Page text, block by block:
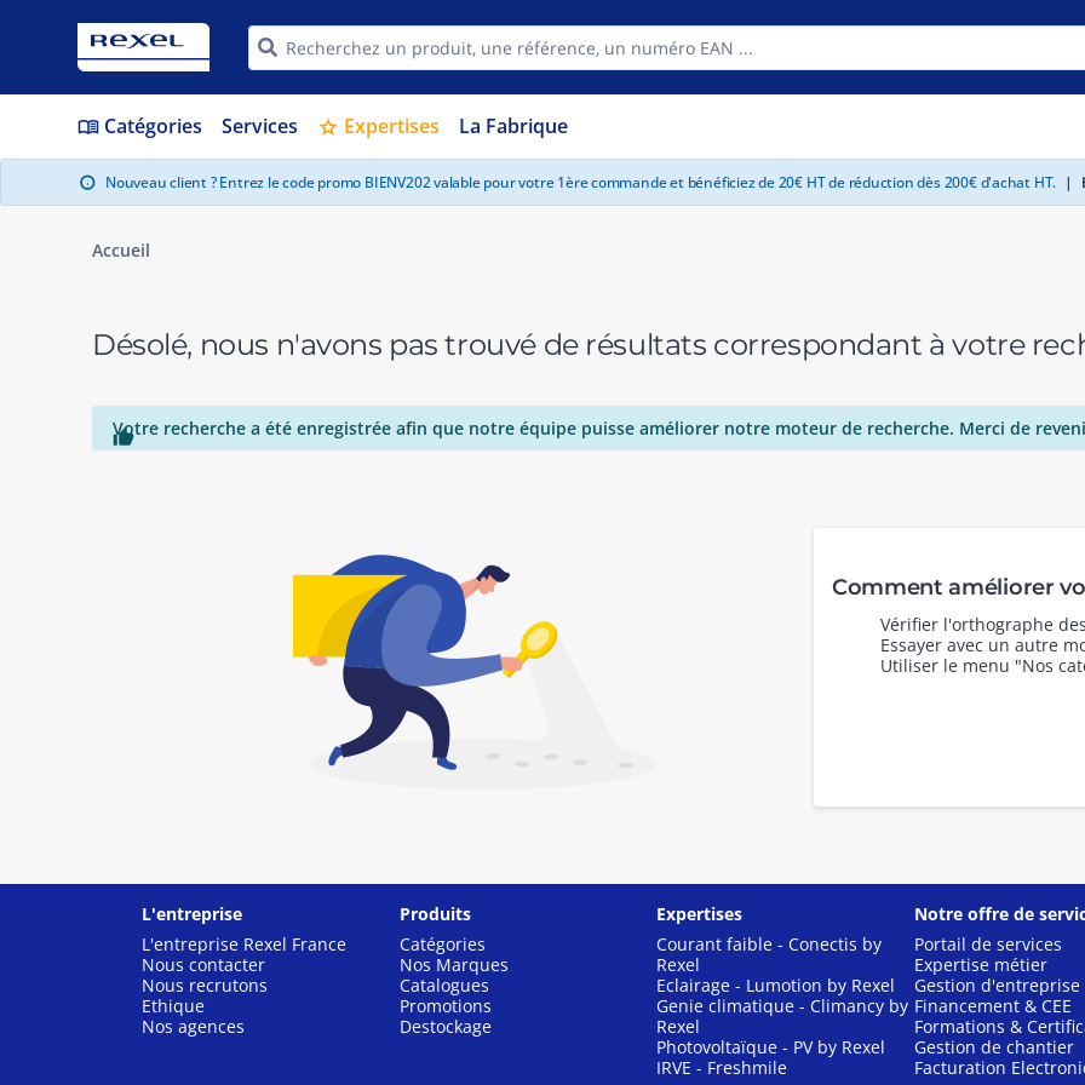
menu_book Catégories Services star Expertises La Fabrique
info Nouveau client ? Entrez le code promo BIENV202 valable pour votre 1ère commande et bénéficiez de 20€ HT de réduction dès 200€ d'achat HT. |
Accueil
Désolé, nous n'avons pas trouvé de résultats correspondant à votre

Votre recherche a été enregistrée afin que notre équipe puisse améliorer notre moteur de recherche. Merci de
Comment améliorer
Vérifier l'orthographe
Essayer avec un autre
Utiliser le menu "Nos
L'entreprise
L'entreprise Rexel France
Nous contacter
Nous recrutons
Ethique
Nos agences
Produits
Catégories
Nos Marques
Catalogues
Promotions
Destockage
Expertises
Courant faible - Conectis by
Rexel
Eclairage - Lumotion by Rexel
Genie climatique - Climancy by
Rexel
Photovoltaïque - PV by Rexel
IRVE - Freshmile
Notre offre de
Portail de services
Expertise métier
Gestion d'entreprise
Financement & CEE
Formations &
Gestion de chantier
Facturation